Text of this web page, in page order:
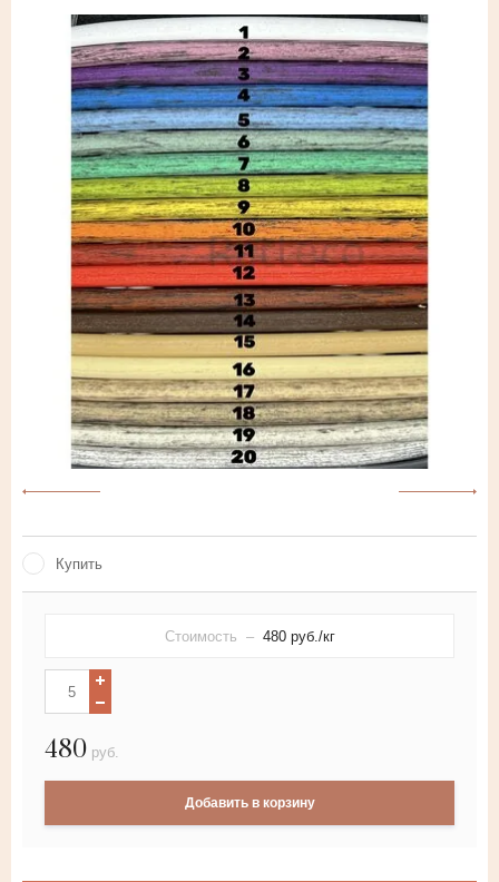
Лента широкая из
искусственного ротанга
Крученый жгут
Искусственный ротанг повышенной
жесткости
Четырёхполосный полиротанг
Искусственный ротанг для дачи
Лента-двойной полукруг из
искусственного ротанга
Искусственный ротанг с плетением
косичка
Круглый искусственный ротанг
Искусственный ротанг плоской
Лента-полукруг из искусственного
Купить
Стоимость – 480 руб./кг
480 руб.
Добавить в корзину